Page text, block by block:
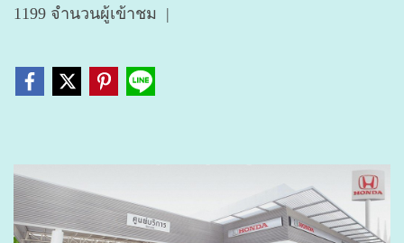
1199 จำนวนผู้เข้าชม |